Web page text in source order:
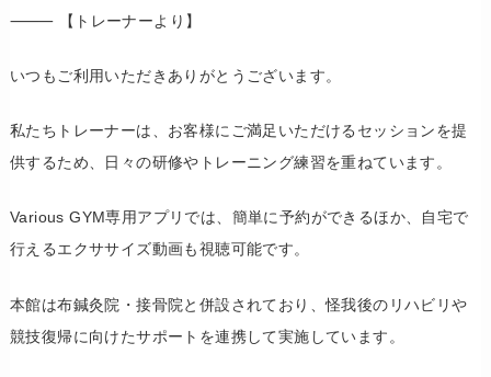
⸻ 【トレーナーより】
いつもご利用いただきありがとうございます。
私たちトレーナーは、お客様にご満足いただけるセッションを提
供するため、日々の研修やトレーニング練習を重ねています。
Various GYM専用アプリでは、簡単に予約ができるほか、自宅で
行えるエクササイズ動画も視聴可能です。
本館は布鍼灸院・接骨院と併設されており、怪我後のリハビリや
競技復帰に向けたサポートを連携して実施しています。